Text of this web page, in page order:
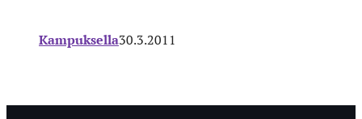
Kampuksella30.3.2011